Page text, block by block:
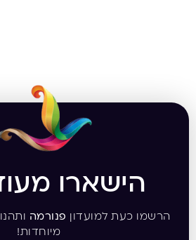
הישארו
הרשמו כעת למועדון פנורמה
מיוחדות!